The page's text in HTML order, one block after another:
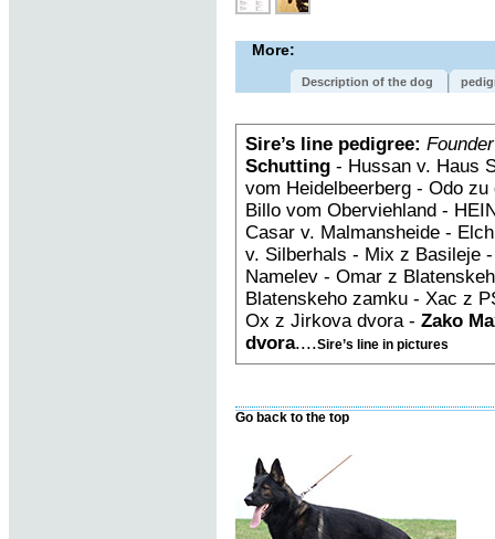
More:
Description of the dog
Sire’s line pedigree: Founder
Schutting - Hussan v. Haus
vom Heidelbeerberg - Odo zu
Billo vom Oberviehland -
Casar v. Malmansheide -
v. Silberhals - Mix z Basileje
Namelev - Omar z
Blatenskeho zamku - Xac z
Ox z Jirkova dvora - Zako
dvora....Sire’s line in pictures
Go back to the top